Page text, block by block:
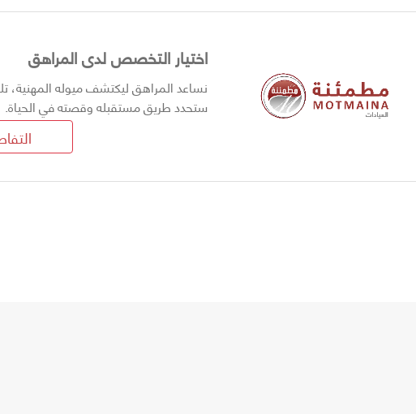
اختيار التخصص لدى المراهق
نساعد المراهق ليكتشف ميوله المهنية،
ستحدد طريق مستقبله وقصته في الحياة.